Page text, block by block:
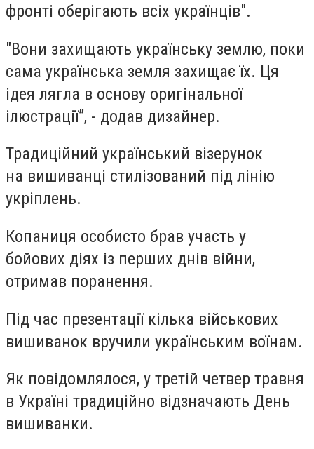
фронті оберігають всіх українців".
"Вони захищають українську землю, поки
сама українська земля захищає їх. Ця
ідея лягла в основу оригінальної
ілюстрації”, - додав дизайнер.
Традиційний український візерунок
на вишиванці стилізований під лінію
укріплень.
Копаниця особисто брав участь у
бойових діях із перших днів війни,
отримав поранення.
Під час презентації кілька військових
вишиванок вручили українським воїнам.
Як повідомлялося, у третій четвер травня
в Україні традиційно відзначають День
вишиванки.